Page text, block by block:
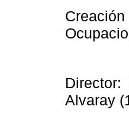
Alvaray